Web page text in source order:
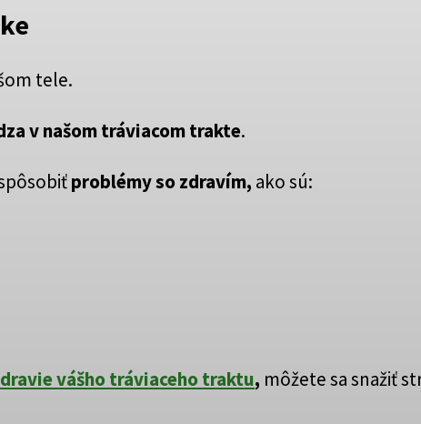
tele.
v našom tráviacom trakte.
problémy so zdravím, ako sú:
vášho tráviaceho traktu, môžete sa snažiť